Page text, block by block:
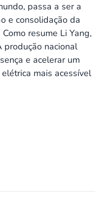
passa a ser a
e consolidação da
resume Li Yang,
produção nacional
e acelerar um
mais acessível